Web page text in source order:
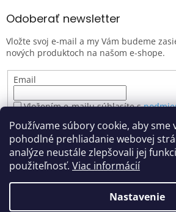
Používame súbory cookie, aby sme
pohodlné prehliadanie webovej
analýze neustále zlepšovali jej
použiteľnosť. Viac informácií
Nastavenie
Odoberať newsletter
Vložte svoj e-mail a my Vám budeme
nových produktoch na našom e-shope.
Email
Vložením e-mailu súhlasíte s
PRIHLÁSIŤ SA